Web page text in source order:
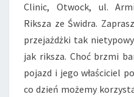
Clinic, Otwock, ul.
Riksza ze Świdra.
przejażdżki tak
jak riksza. Choć brzmi
pojazd i jego właściciel
co dzień możemy